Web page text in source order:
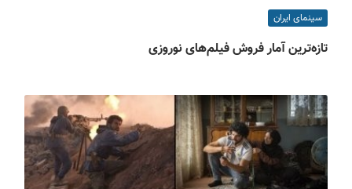
سینمای ایران
تازه‌ترین آمار فروش فیلم‌های نوروزی